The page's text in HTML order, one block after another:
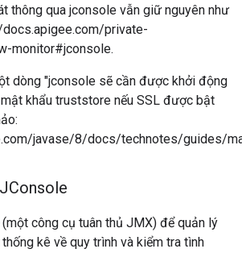
thông qua jconsole vẫn giữ nguyên như
private-
monitor#jconsole.
dòng "jconsole sẽ cần được khởi động
khẩu truststore nếu SSL được bật
javase/8/docs/technotes/guides/
công cụ tuân thủ JMX) để quản lý
kê về quy trình và kiểm tra tình